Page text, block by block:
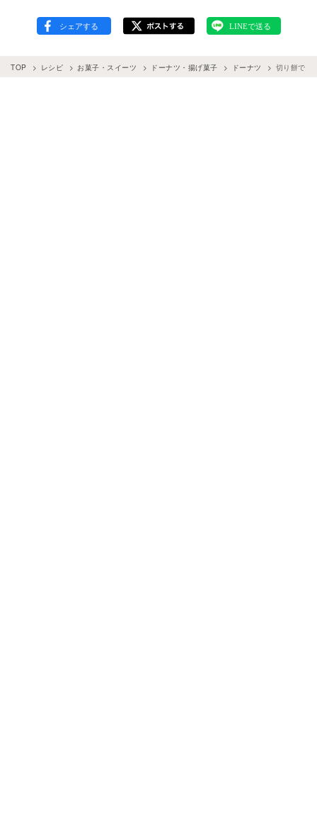
TOP レシピ お菓子・スイーツ ドーナツ・揚げ菓子 ドーナツ 切り餅でも